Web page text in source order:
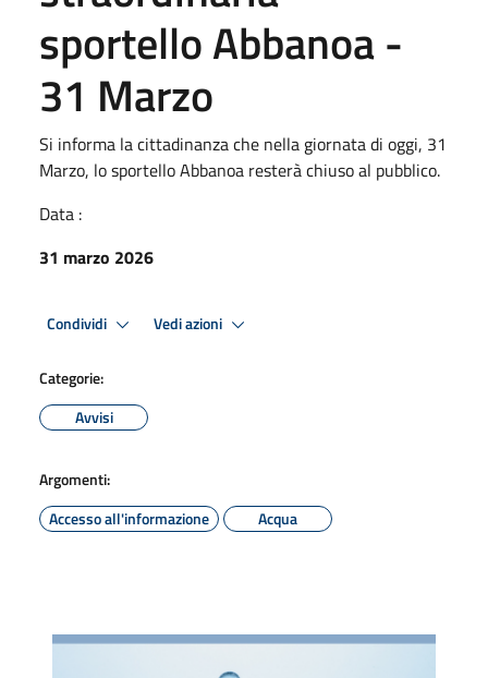
sportello Abbanoa -
31 Marzo
Si informa la cittadinanza che nella giornata di oggi, 31
Marzo, lo sportello Abbanoa resterà chiuso al pubblico.
Data :
31 marzo 2026
Condividi Vedi azioni
Categorie:
Avvisi
Argomenti:
Accesso all'informazione
Acqua